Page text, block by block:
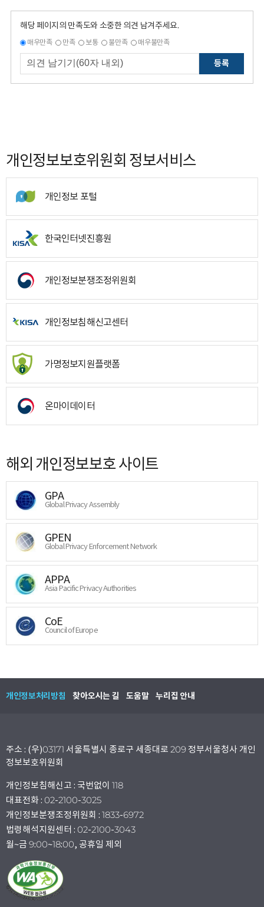
해당 페이지의 만족도와 소중한 의견 남겨주세요.
매우만족 만족 보통 불만족 매우불만족
등록
개인정보보호위원회 정보서비스
개인정보 포털
한국인터넷진흥원
개인정보분쟁조정위원회
개인정보침해신고센터
가명정보지원플랫폼
온마이데이터
해외 개인정보보호 사이트
GPA
Global Privacy Assembly
GPEN
Global Privacy Enforcement Network
APPA
Asia Pacific Privacy Authorities
CoE
Council of Europe
개인정보처리방침 찾아오시는 길 도움말 누리집 안내
주소 : (우)03171 서울특별시 종로구 세종대로 209 정부서울청사 개인
정보보호위원회
개인정보침해신고 : 국번없이 118
대표전화 : 02-2100-3025
개인정보분쟁조정위원회 : 1833-6972
법령해석지원센터 : 02-2100-3043
월~금 9:00~18:00, 공휴일 제외